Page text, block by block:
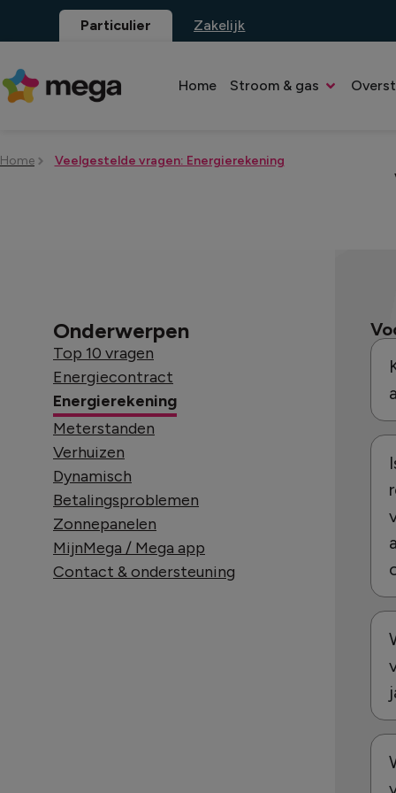
Particulier Zakelijk
Home Stroom & gas
Home Veelgestelde vragen: Energierekening
Onderwerpen
Top 10 vragen
Energiecontract
Energierekening
Meterstanden
Verhuizen
Dynamisch
Betalingsproblemen
Zonnepanelen
MijnMega / Mega app
Contact & ondersteuning